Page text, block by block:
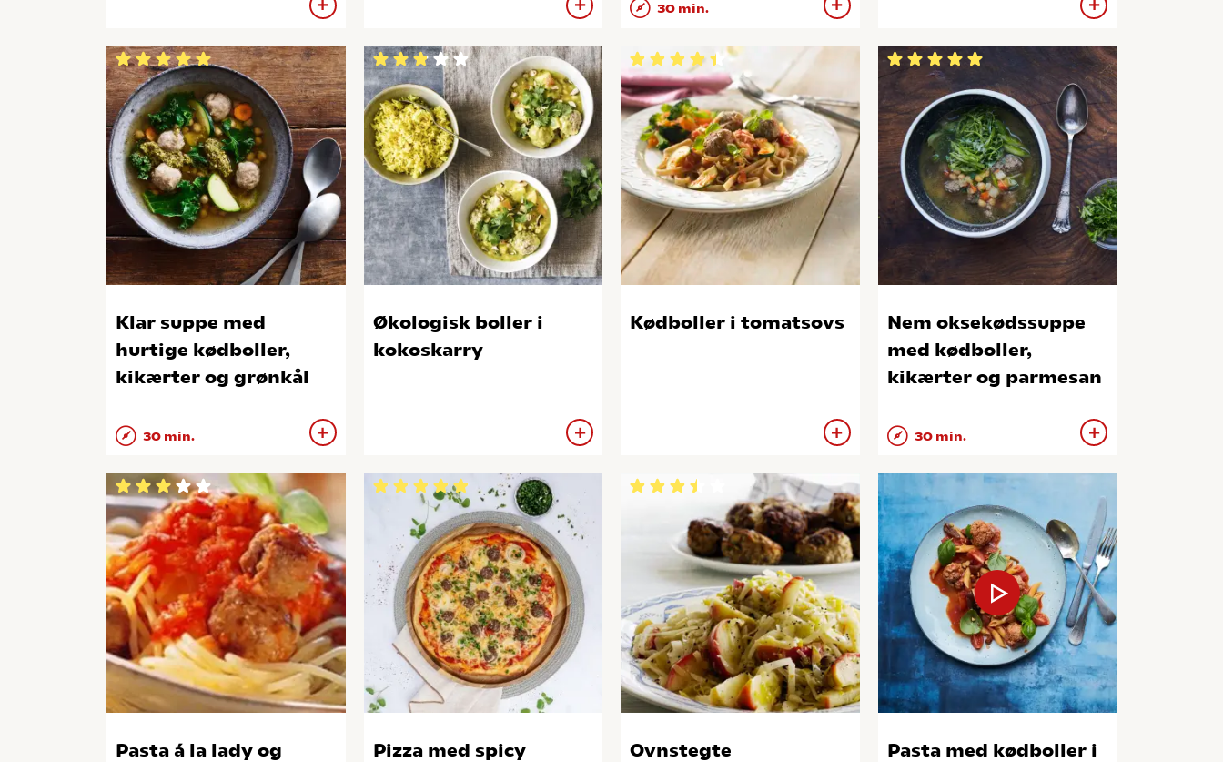
30 min.
Klar suppe med
hurtige kødboller,
kikærter og grønkål
30 min.
Økologisk boller i
kokoskarry
Kødboller i tomatsovs
Nem oksekødssuppe
med kødboller,
kikærter og parmesan
30 min.
Pasta á la lady og
Pizza med spicy
Ovnstegte
Pasta med kødboller i